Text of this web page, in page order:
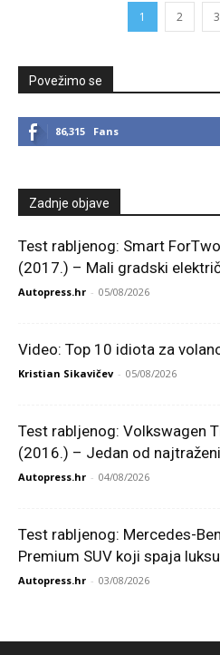
1 2 3
Povežimo se
86,315 Fans
Zadnje objave
Test rabljenog: Smart
(2017.) – Mali gradski
Autopress.hr - 05/08/2026
Video: Top 10 idiota za
Kristian Sikavičev - 05/08/2026
Test rabljenog: Volkswagen
(2016.) – Jedan od
Autopress.hr - 04/08/2026
Test rabljenog: Mercedes-
Premium SUV koji spaja
Autopress.hr - 03/08/2026